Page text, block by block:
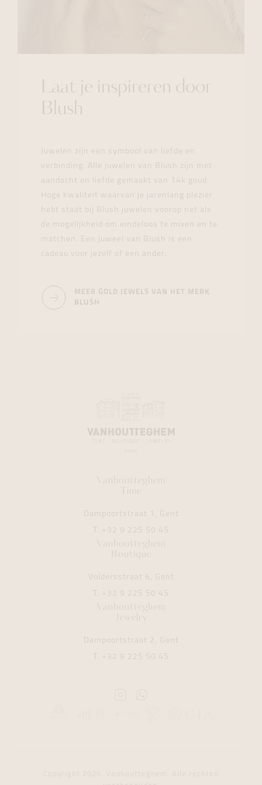
Laat je inspireren door
Blush
Juwelen zijn een symbool van liefde en
verbinding. Alle juwelen van Blush zijn met
aandacht en liefde gemaakt van 14k goud.
Hoge kwaliteit waarvan je jarenlang plezier
hebt staat bij Blush juwelen voorop net als
de mogelijkheid om eindeloos te mixen en te
matchen. Een juweel van Blush is een
cadeau voor jezelf of een ander.
MEER GOLD JEWELS VAN HET MERK
BLUSH
Vanhoutteghem
Time
Dampoortstraat 1, Gent
T. +32 9 225 50 45
Vanhoutteghem
Boutique
Voldersstraat 6, Gent
T. +32 9 225 50 45
Vanhoutteghem
Jewelry
Dampoortstraat 2, Gent
T. +32 9 225 50 45